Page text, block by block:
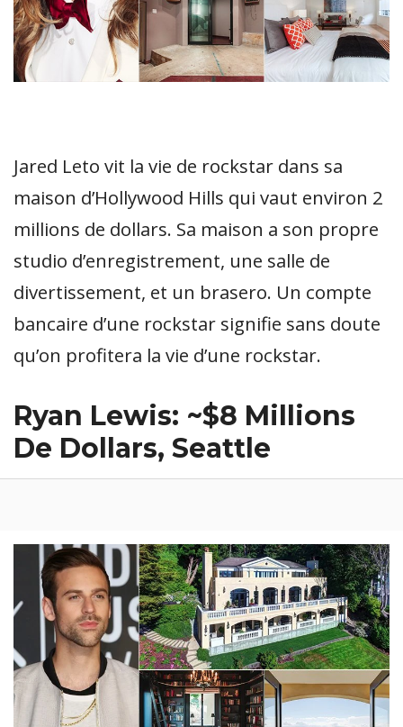
Jared Leto vit la vie de rockstar dans sa
maison d’Hollywood Hills qui vaut environ 2
millions de dollars. Sa maison a son propre
studio d’enregistrement, une salle de
divertissement, et un brasero. Un compte
bancaire d’une rockstar signifie sans doute
qu’on profitera la vie d’une rockstar.
Ryan Lewis: ~$8 Millions
De Dollars, Seattle